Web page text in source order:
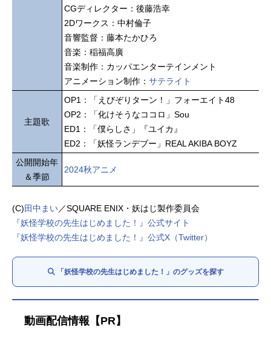
CGディレクター：後藤浩幸
2Dワークス：中村倫子
音響監督：藤本たかひろ
音楽：稲福高廣
音楽制作：カッパエンターテインメント
アニメーション制作： サテライト
主題歌
OP1：「えびぞりターン！」フォーエイト48
OP2：「化けそうなココロ」Sou
ED1：「僕らしさ」『ユイカ』
ED2：「妖怪ランデブー」REAL AKIBA BOYZ
公開開始年
＆季節
2024秋アニメ
(C)田中まい／SQUARE ENIX・妖はじ製作委員会
『妖怪学校の先生はじめました！』公式サイト
『妖怪学校の先生はじめました！』公式X（Twitter）
「妖怪学校の先生はじめました！」のグッズを探す
動画配信情報【PR】